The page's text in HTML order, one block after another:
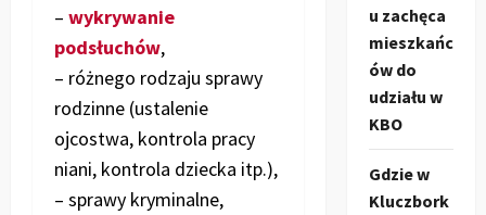
– wykrywanie
podsłuchów,
– różnego rodzaju sprawy
rodzinne (ustalenie
ojcostwa, kontrola pracy
niani, kontrola dziecka itp.),
– sprawy kryminalne,
u zachęca
mieszkańc
ów do
udziału w
KBO
Gdzie w
Kluczbork